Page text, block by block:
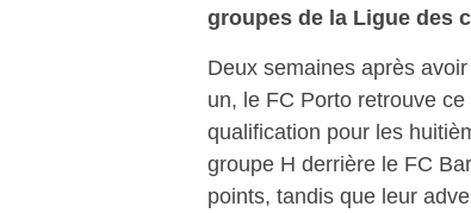
groupes de la Ligue des
Deux semaines après
un, le FC Porto retrouve
qualification pour les
groupe H derrière le FC
points, tandis que leur